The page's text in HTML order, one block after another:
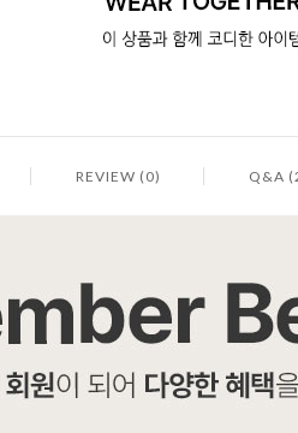
REVIEW (0) Q&A